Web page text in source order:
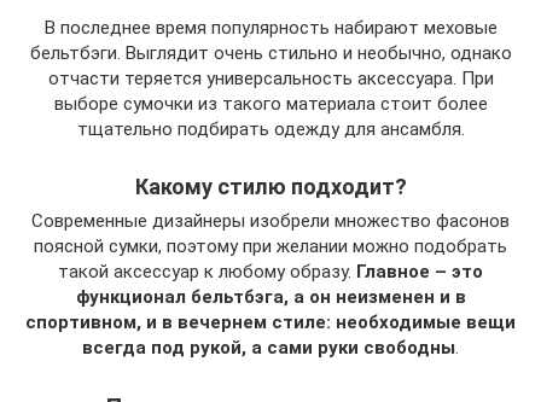
В последнее время популярность набирают меховые
бельтбэги. Выглядит очень стильно и необычно, однако
отчасти теряется универсальность аксессуара. При
выборе сумочки из такого материала стоит более
тщательно подбирать одежду для ансамбля.
Какому стилю подходит?
Современные дизайнеры изобрели множество фасонов
поясной сумки, поэтому при желании можно подобрать
такой аксессуар к любому образу. Главное – это
функционал бельтбэга, а он неизменен и в
спортивном, и в вечернем стиле: необходимые вещи
всегда под рукой, а сами руки свободны